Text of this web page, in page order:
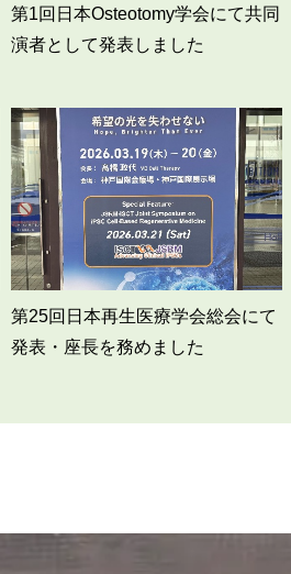
第1回日本Osteotomy学会にて共同
演者として発表しました
第25回日本再生医療学会総会にて
発表・座長を務めました